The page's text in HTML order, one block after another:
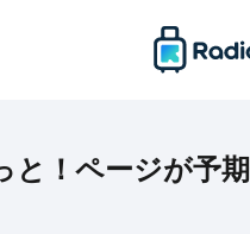
と！ページが予